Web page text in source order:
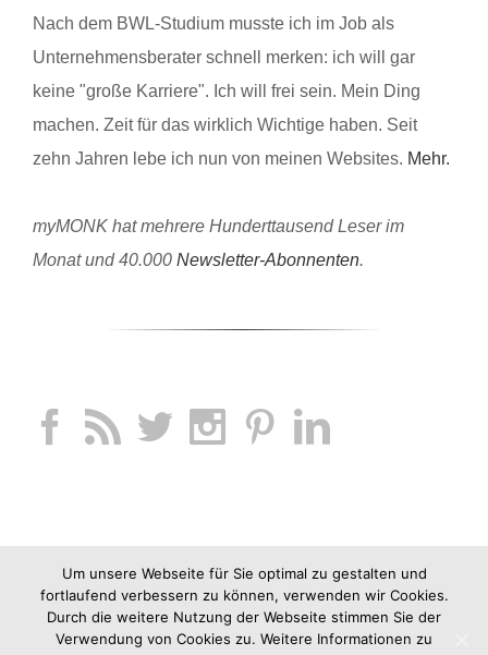
Nach dem BWL-Studium musste ich im Job als
Unternehmensberater schnell merken: ich will gar
keine "große Karriere". Ich will frei sein. Mein Ding
machen. Zeit für das wirklich Wichtige haben. Seit
zehn Jahren lebe ich nun von meinen Websites. Mehr.
myMONK hat mehrere Hunderttausend Leser im
Monat und 40.000 Newsletter-Abonnenten.
Um unsere Webseite für Sie optimal zu gestalten und
fortlaufend verbessern zu können, verwenden wir Cookies.
Durch die weitere Nutzung der Webseite stimmen Sie der
Verwendung von Cookies zu. Weitere Informationen zu